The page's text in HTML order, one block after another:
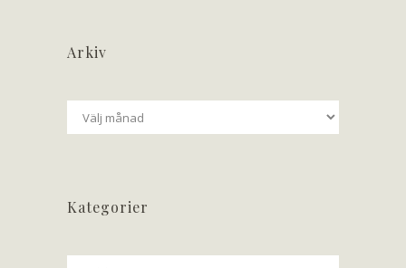
Arkiv
Arkiv
Kategorier